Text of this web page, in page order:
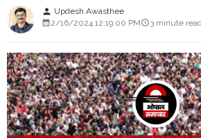
person Updesh Awasthee
2/16/2024 12:19:00 PM
3 minute read